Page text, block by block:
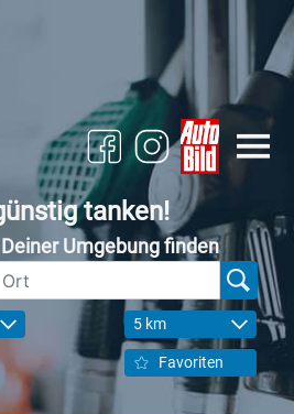
tanken!
Umgebung finden
5 km
Favoriten